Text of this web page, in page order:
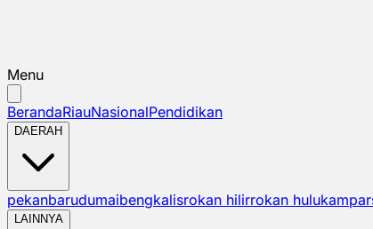
Menu
BerandaRiauNasionalPendidikan
DAERAH
pekanbarudumaibengkalisrokan hilirrokan hulukampar
LAINNYA